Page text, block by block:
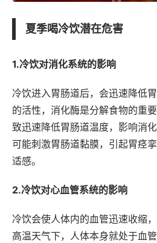
夏季喝冷饮潜在危害
1.冷饮对消化系统的影响
冷饮进入胃肠道后，会迅速降低
的活性，消化酶是分解食物的重
致迅速降低胃肠道温度，影响消
可能刺激胃肠道黏膜，引起胃痉
适感。
2.冷饮对心血管系统的影响
冷饮会使人体内的血管迅速收缩
高温天气下，人体本身就处于血